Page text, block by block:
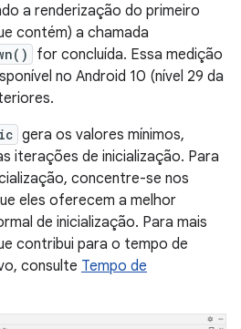
a renderização do primeiro
contém) a chamada
for concluída. Essa medição
no Android 10 (nível 29 da
gera os valores mínimos,
iterações de inicialização. Para
concentre-se nos
eles oferecem a melhor
de inicialização. Para mais
contribui para o tempo de
consulte Tempo de